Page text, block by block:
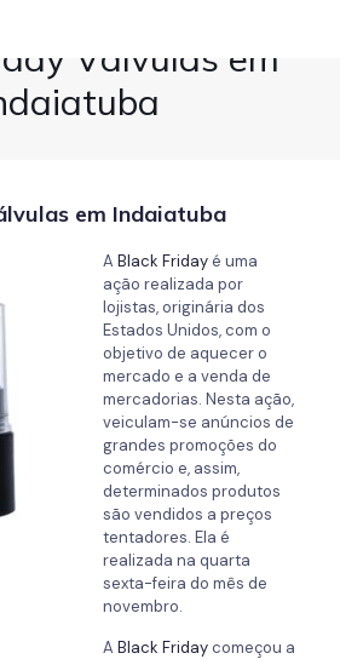
Válvulas em
em Indaiatuba
A Black Fridayé uma
ação realizada por
lojistas, originária dos
Estados Unidos, com o
objetivo de aquecer o
mercado e a venda de
mercadorias. Nesta ação,
veiculam-se anúncios de
grandes promoções do
comércio e, assim,
determinados produtos
são vendidos a preços
tentadores. Ela é
realizada na quarta
sexta-feira do mês de
novembro.
A Black Fridaycomeçou a